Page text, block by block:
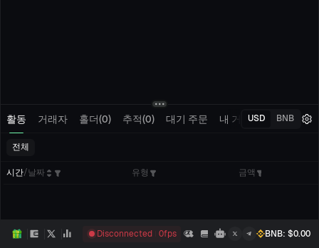
활동 거래자 홀더(0) 추적(0) 대기 주문 내 거래USD BNB
전체
시간/날짜 유형 금액
Disconnected 0fps BNB: $0.00